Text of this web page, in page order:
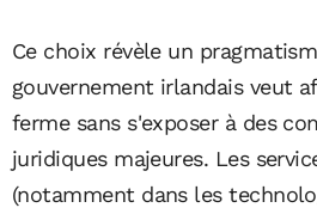
Ce choix révèle un
gouvernement irlandais veut
ferme sans s'exposer à des
juridiques majeures. Les
(notamment dans les